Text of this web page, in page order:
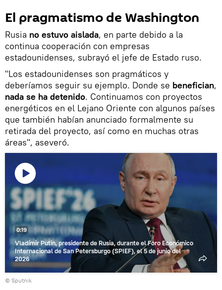
El pragmatismo de Washington
Rusia no estuvo aislada, en parte debido a la
continua cooperación con empresas
estadounidenses, subrayó el jefe de Estado ruso.
"Los estadounidenses son pragmáticos y
deberíamos seguir su ejemplo. Donde se benefician,
nada se ha detenido. Continuamos con proyectos
energéticos en el Lejano Oriente con algunos países
que también habían anunciado formalmente su
retirada del proyecto, así como en muchas otras
áreas", aseveró.
Reproducir
vídeo
Vladímir Putin, presidente de Rusia, durante el Foro Económico
Internacional de San Petersburgo (SPIEF), el 5 de junio del
2026
0:19
© Sputnik